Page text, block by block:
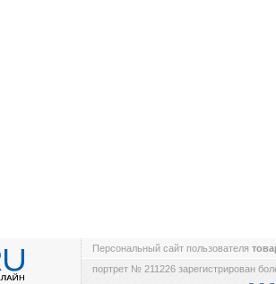
Персональный сайт пользователя
портрет № 211226 зарегистрирован